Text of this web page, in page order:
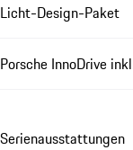
Licht-Design-Paket
Porsche InnoDrive
Se­ri­en­aus­stat­tungen